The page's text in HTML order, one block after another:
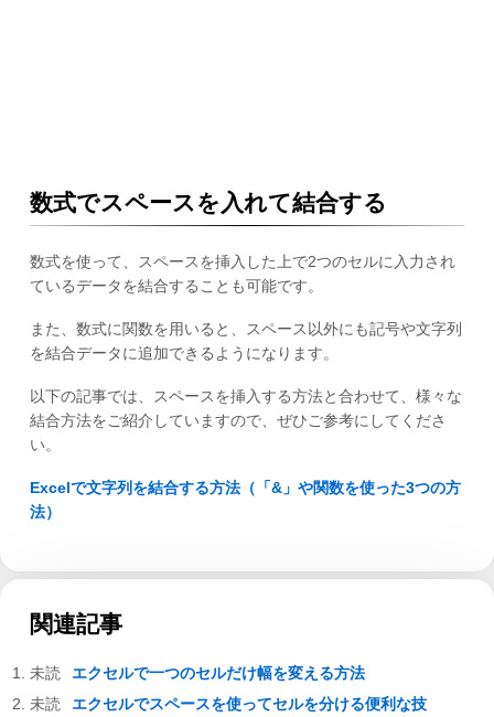
数式でスペースを入れて結合する
数式を使って、スペースを挿入した上で2つのセルに入力され
ているデータを結合することも可能です。
また、数式に関数を用いると、スペース以外にも記号や文字列
を結合データに追加できるようになります。
以下の記事では、スペースを挿入する方法と合わせて、様々な
結合方法をご紹介していますので、ぜひご参考にしてくださ
い。
Excelで文字列を結合する方法（「&」や関数を使った3つの方
法）
関連記事
エクセルで一つのセルだけ幅を変える方法
エクセルでスペースを使ってセルを分ける便利な技